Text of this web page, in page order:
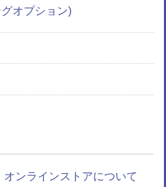
オプション)
オンラインストアについて